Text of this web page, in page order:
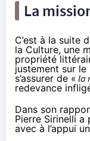
La
C’est à la suite
la Culture, une
propriété
justement sur
s’assurer de « la
redevance
Dans son
Pierre Sirinelli a
avec à l’appui